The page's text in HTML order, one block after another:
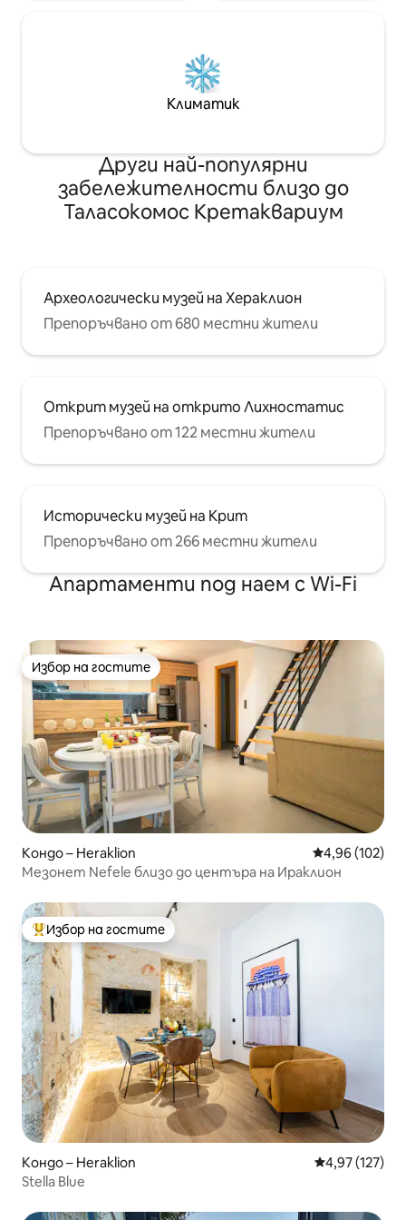
Климатик
Други най-популярни
забележителности близо до
Таласокомос Кретаквариум
Археологически музей на Хераклион
Препоръчвано от 680 местни жители
Открит музей на открито Лихностатис
Препоръчвано от 122 местни жители
Исторически музей на Крит
Препоръчвано от 266 местни жители
Апартаменти под наем с Wi-Fi
Избор на гостите
Избор на гостите
Кондо – Heraklion Средна
4,96 (102)
Мезонет Nefele близо до центъра на Ираклион
Най-популярен избор на гостите
Избор на гостите
Кондо – Heraklion Средна
4,97 (127)
Stella Blue